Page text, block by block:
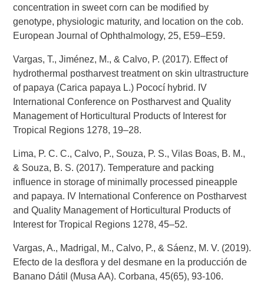
concentration in sweet corn can be modified by
genotype, physiologic maturity, and location on the cob.
European Journal of Ophthalmology, 25, E59–E59.
Vargas, T., Jiménez, M., & Calvo, P. (2017). Effect of
hydrothermal postharvest treatment on skin ultrastructure
of papaya (Carica papaya L.) Pococí hybrid. IV
International Conference on Postharvest and Quality
Management of Horticultural Products of Interest for
Tropical Regions 1278, 19–28.
Lima, P. C. C., Calvo, P., Souza, P. S., Vilas Boas, B. M.,
& Souza, B. S. (2017). Temperature and packing
influence in storage of minimally processed pineapple
and papaya. IV International Conference on Postharvest
and Quality Management of Horticultural Products of
Interest for Tropical Regions 1278, 45–52.
Vargas, A., Madrigal, M., Calvo, P., & Sáenz, M. V. (2019).
Efecto de la desflora y del desmane en la producción de
Banano Dátil (Musa AA). Corbana, 45(65), 93-106.